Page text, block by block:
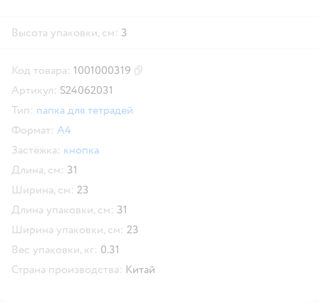
Высота упаковки, см: 3
Код товара: 1001000319
Артикул: S24062031
Тип: папка для тетрадей
Формат: А4
Застёжка: кнопка
Длина, см: 31
Ширина, см: 23
Длина упаковки, см: 31
Ширина упаковки, см: 23
Вес упаковки, кг: 0.31
Страна производства: Китай